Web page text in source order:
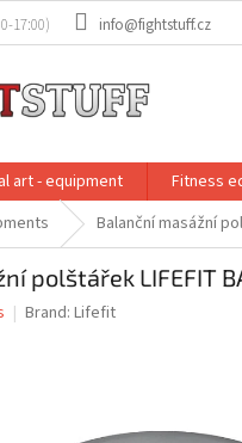
info@fightstuff.cz
art - equipment Fitness
Balanční masážní
polštářek LIFEFIT
Brand: Lifefit